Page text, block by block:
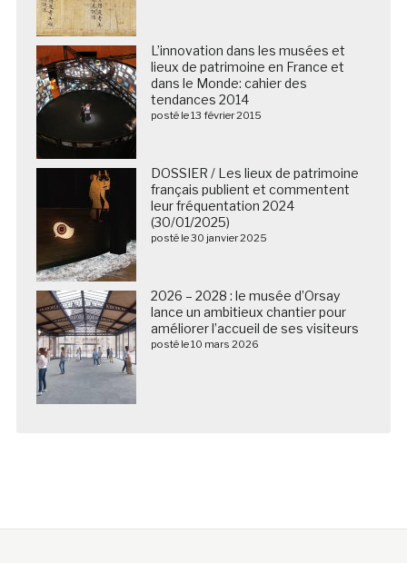
L’innovation dans les musées et
lieux de patrimoine en France et
dans le Monde: cahier des
tendances 2014
posté le 13 février 2015
DOSSIER / Les lieux de patrimoine
français publient et commentent
leur fréquentation 2024
(30/01/2025)
posté le 30 janvier 2025
2026 – 2028 : le musée d’Orsay
lance un ambitieux chantier pour
améliorer l’accueil de ses visiteurs
posté le 10 mars 2026